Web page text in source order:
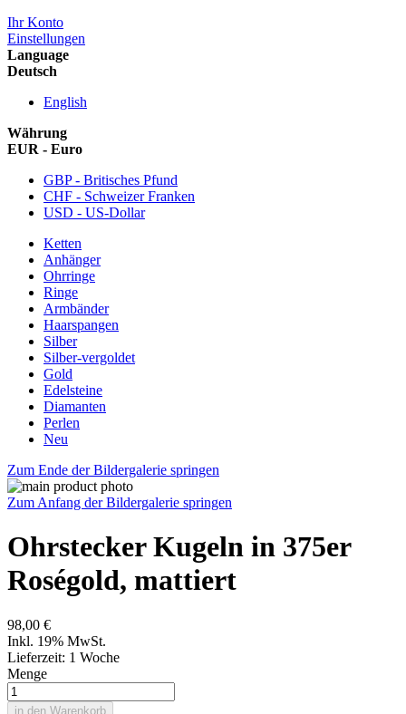
Ihr Konto
Einstellungen
Language
Deutsch
English
Währung
EUR - Euro
GBP - Britisches Pfund
CHF - Schweizer Franken
USD - US-Dollar
Ketten
Anhänger
Ohrringe
Ringe
Armbänder
Haarspangen
Silber
Silber-vergoldet
Gold
Edelsteine
Diamanten
Perlen
Neu
Zum Ende der Bildergalerie springen
Zum Anfang der Bildergalerie springen
Ohrstecker Kugeln in 375er
Roségold, mattiert
98,00 €
Inkl. 19% MwSt.
Lieferzeit: 1 Woche
Menge
in den Warenkorb